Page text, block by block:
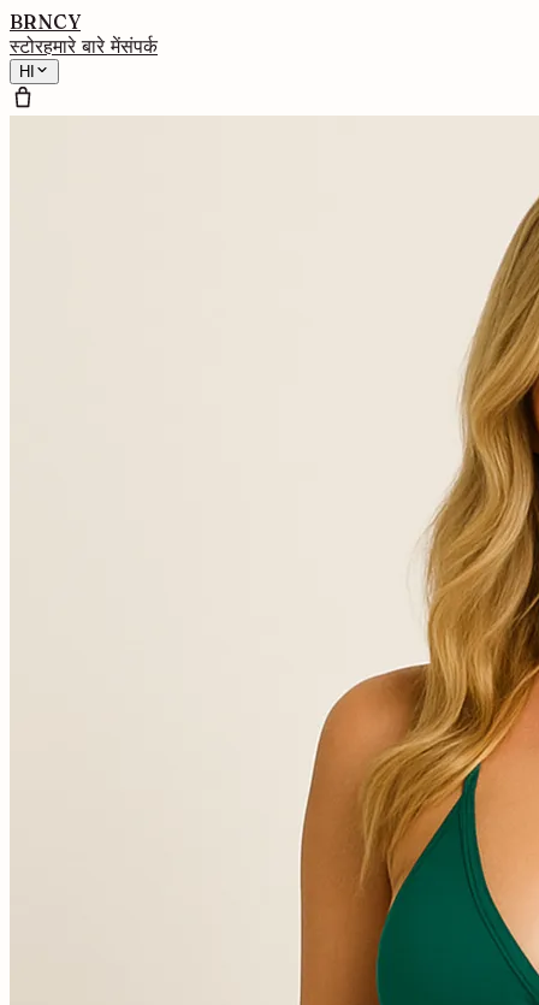
BRNCY
स्टोरहमारे बारे मेंसंपर्क
HI